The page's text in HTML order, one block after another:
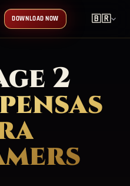
DOWNLOAD NOW 🇧🇷
2